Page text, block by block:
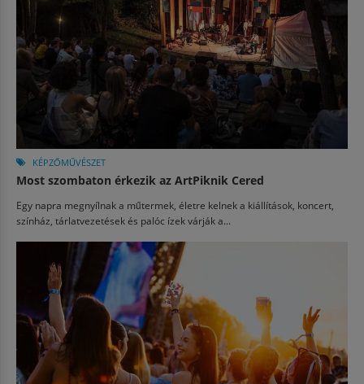
KÉPZŐMŰVÉSZET
Most szombaton érkezik az ArtPiknik Cered
Egy napra megnyílnak a műtermek, életre kelnek a kiállítások, koncert,
színház, tárlatvezetések és palóc ízek várják a...